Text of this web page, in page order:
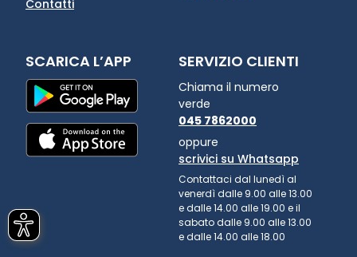
Contatti
SCARICA L’APP SERVIZIO CLIENTI
Chiama il numero
verde
045 7862000
oppure
scrivici su Whatsapp
Contattaci dal lunedì al
venerdì dalle 9.00 alle 13.00
e dalle 14.00 alle 19.00 e il
sabato dalle 9.00 alle 13.00
e dalle 14.00 alle 18.00